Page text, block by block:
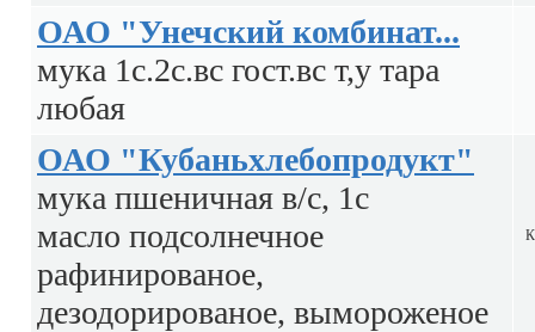
ОАО "Унечский комбинат...
мука 1с.2с.вс гост.вс т,у тара
любая
ОАО "Кубаньхлебопродукт"
мука пшеничная в/с, 1с
масло подсолнечное
рафинированое,
дезодорированое, вымороженое